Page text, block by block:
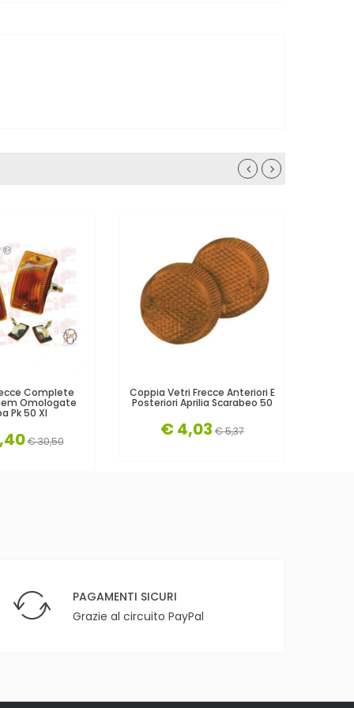
Complete
Omologate
Pk 50 Xl
€ 30,50
Coppia Vetri Frecce Anteriori E
Posteriori Aprilia Scarabeo 50
€ 4,03 € 5,37
PAGAMENTI SICURI
Grazie al circuito PayPal